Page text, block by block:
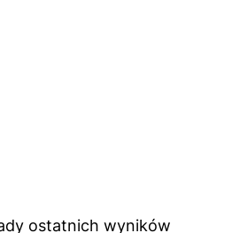
ostatnich wyników